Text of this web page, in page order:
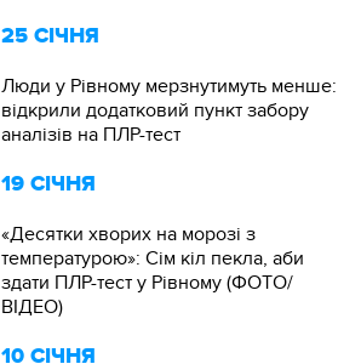
25 СІЧНЯ
Люди у Рівному мерзнутимуть менше:
відкрили додатковий пункт забору
аналізів на ПЛР-тест
19 СІЧНЯ
«Десятки хворих на морозі з
температурою»: Сім кіл пекла, аби
здати ПЛР-тест у Рівному (ФОТО/
ВІДЕО)
10 СІЧНЯ